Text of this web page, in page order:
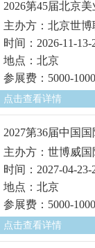
2026第45届北京
主办方：北京世
时间：2026-11-13-
地点：北京
参展费：5000-
点击查看详情
2027第36届中国
主办方：世博威国
时间：2027-04-23-
地点：北京
参展费：5000-
点击查看详情